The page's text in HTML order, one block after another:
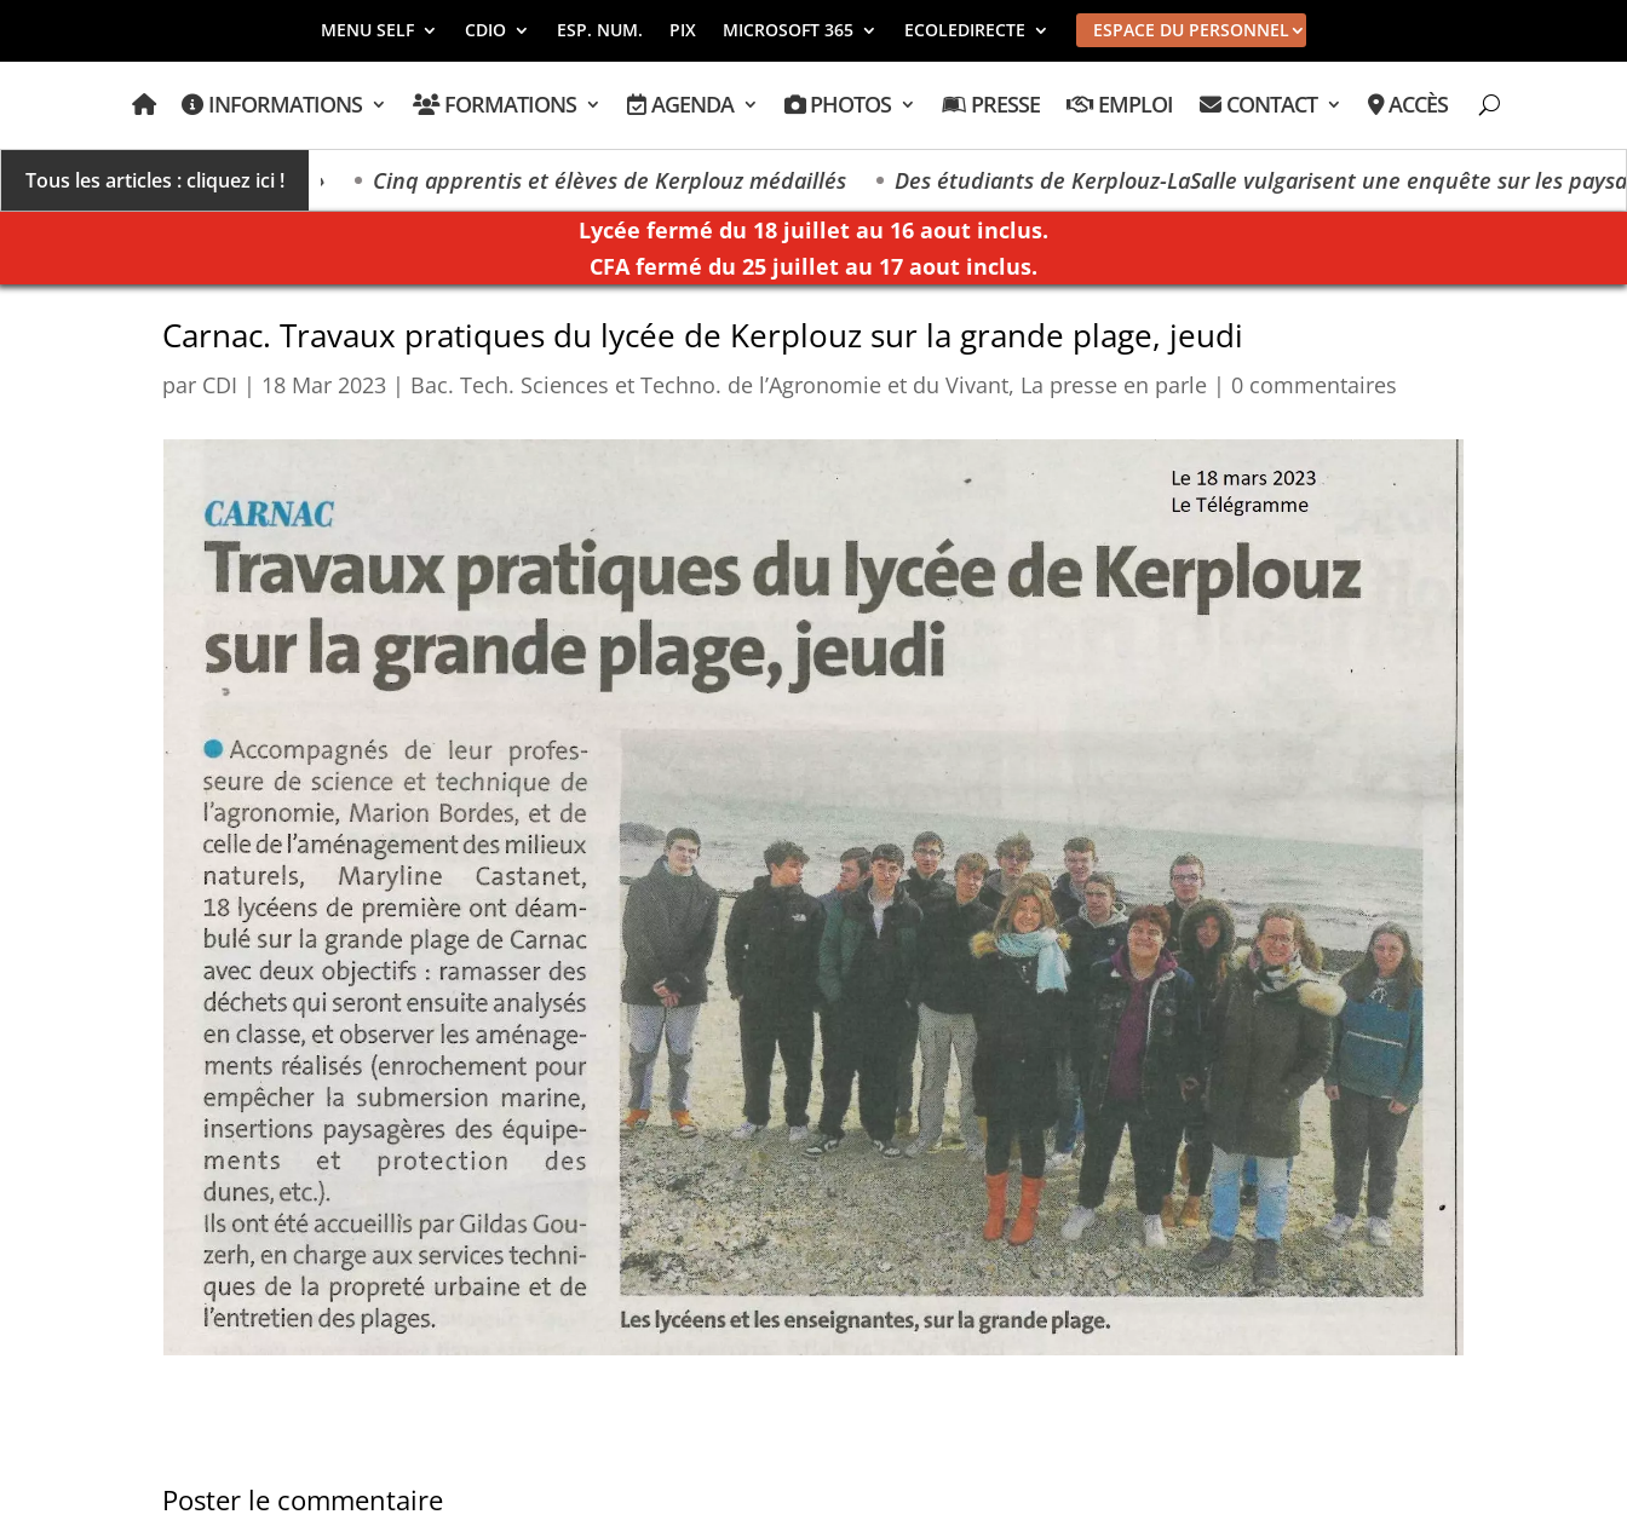
MENU SELF CDIO ESP. NUM. PIX MICROSOFT 365 ECOLEDIRECTE ESPACE DU PERSONNEL
A
U
E
I
L
INFORMATIONS FORMATIONS AGENDA PHOTOS PRESSE EMPLOI CONTACT ACCÈS
Tous les articles : cliquez ici !
des extrêmes » Cinq apprentis et élèves de Kerplouz médaillés
Des étudiants de Kerplouz-LaSalle vulgarisent une enquête sur les paysages
Lycée fermé du 18 juillet au 16 aout inclus.
CFA fermé du 25 juillet au 17 aout inclus.
Carnac. Travaux pratiques du lycée de Kerplouz sur la grande plage, jeudi
par CDI | 18 Mar 2023 | Bac. Tech. Sciences et Techno. de l’Agronomie et du Vivant, La presse en parle | 0 commentaires
Poster le commentaire